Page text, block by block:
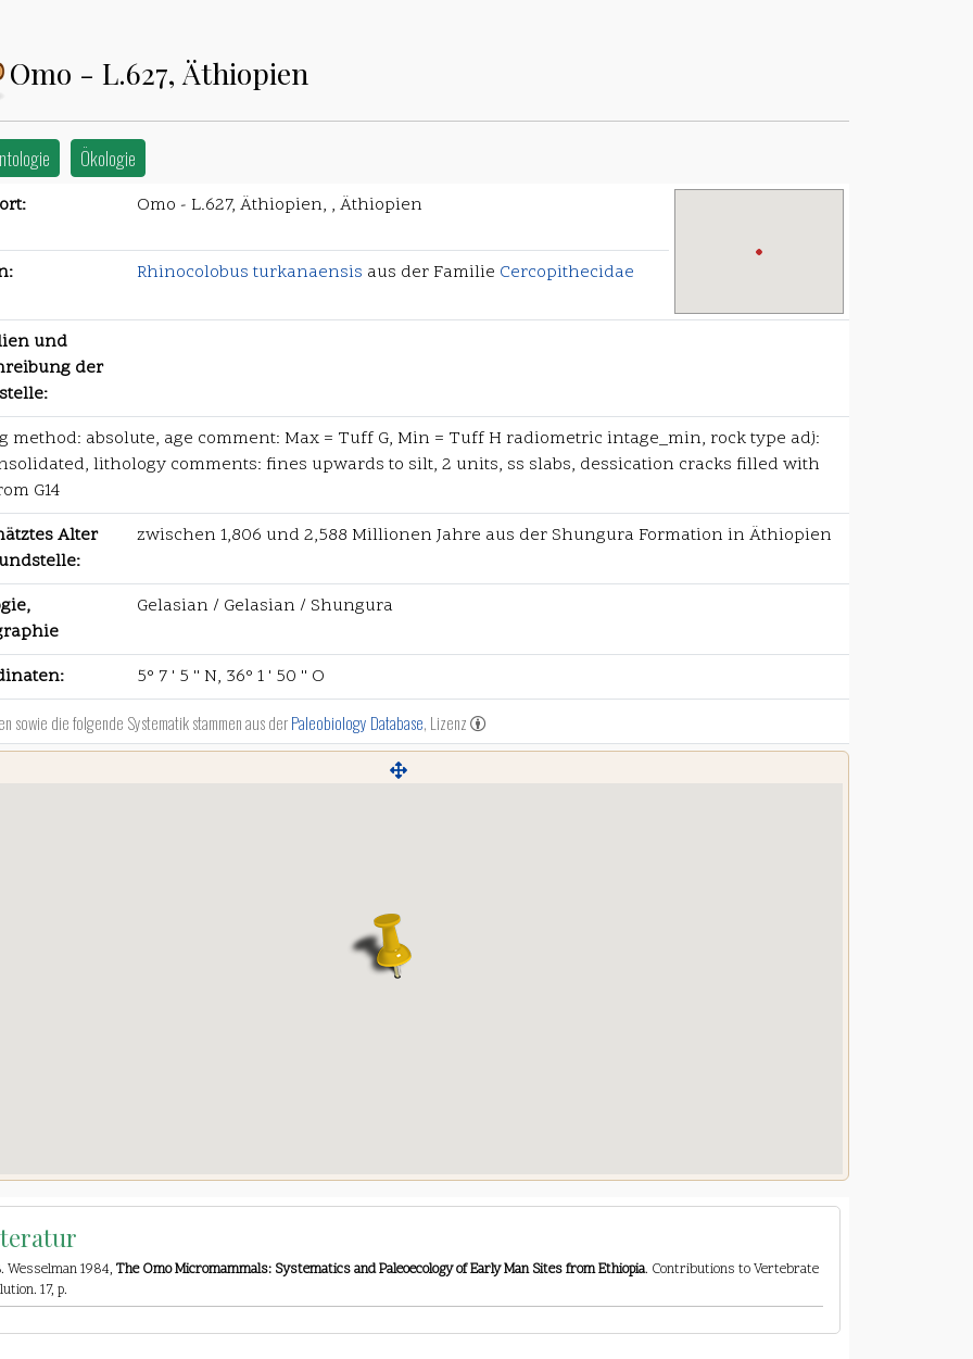
Omo - L.627, Äthiopien
Ökologie
Omo - L.627, Äthiopien, , Äthiopien
Rhinocolobus turkanaensis aus der Familie Cercopithecidae
und
der
method: absolute, age comment: Max = Tuff G, Min = Tuff H radiometric intage_min, rock type adj:
lithology comments: fines upwards to silt, 2 units, ss slabs, dessication cracks filled with
G14
Alter
zwischen 1,806 und 2,588 Millionen Jahre aus der Shungura Formation in Äthiopien
Gelasian / Gelasian / Shungura
5° 7 ' 5 '' N, 36° 1 ' 50 '' O
sowie die folgende Systematik stammen aus derPaleobiology Database, Lizenz
Wesselman 1984, The Omo Micromammals: Systematics and Paleoecology of Early Man Sites from Ethiopia. Contributions to Vertebrate
17, p.